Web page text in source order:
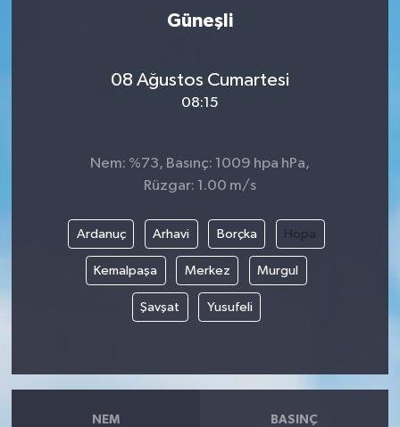
Güneşli
08 Ağustos Cumartesi
08:15
Nem: %73, Basınç: 1009 hpa hPa,
Rüzgar: 1.00 m/s
Ardanuç Arhavi Borçka Hopa
Kemalpaşa Merkez Murgul
Şavşat Yusufeli
NEM BASINÇ